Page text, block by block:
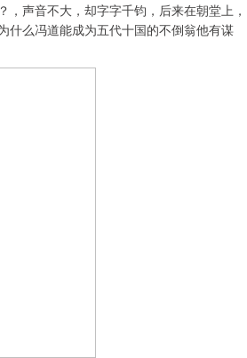
声音不大，却字字千钧，后来在朝堂上，
什么冯道能成为五代十国的不倒翁他有谋